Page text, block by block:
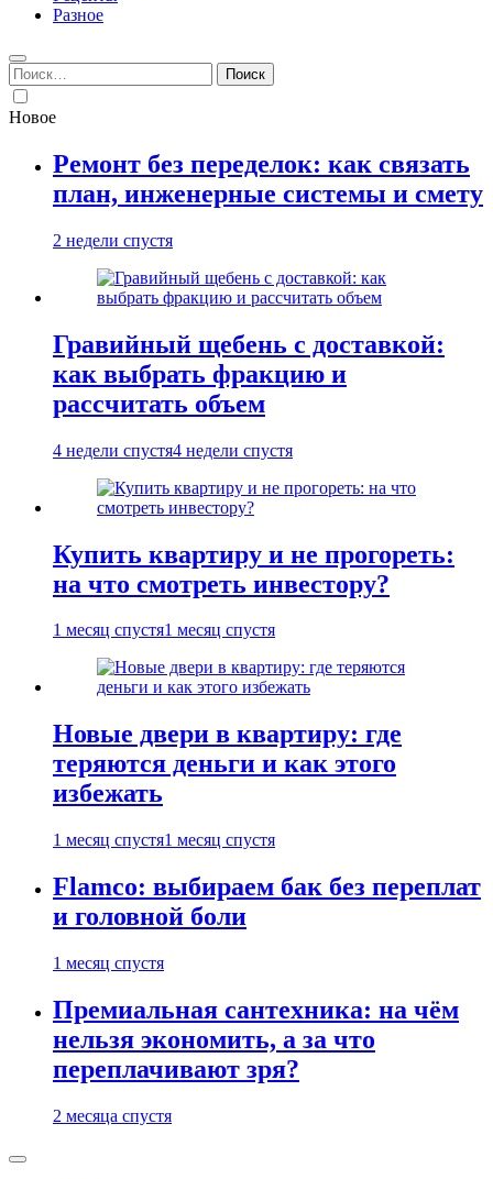
Разное
Найти:
Новое
Ремонт без переделок: как связать
план, инженерные системы и смету
2 недели спустя
Гравийный щебень с доставкой:
как выбрать фракцию и
рассчитать объем
4 недели спустя4 недели спустя
Купить квартиру и не прогореть:
на что смотреть инвестору?
1 месяц спустя1 месяц спустя
Новые двери в квартиру: где
теряются деньги и как этого
избежать
1 месяц спустя1 месяц спустя
Flamco: выбираем бак без переплат
и головной боли
1 месяц спустя
Премиальная сантехника: на чём
нельзя экономить, а за что
переплачивают зря?
2 месяца спустя